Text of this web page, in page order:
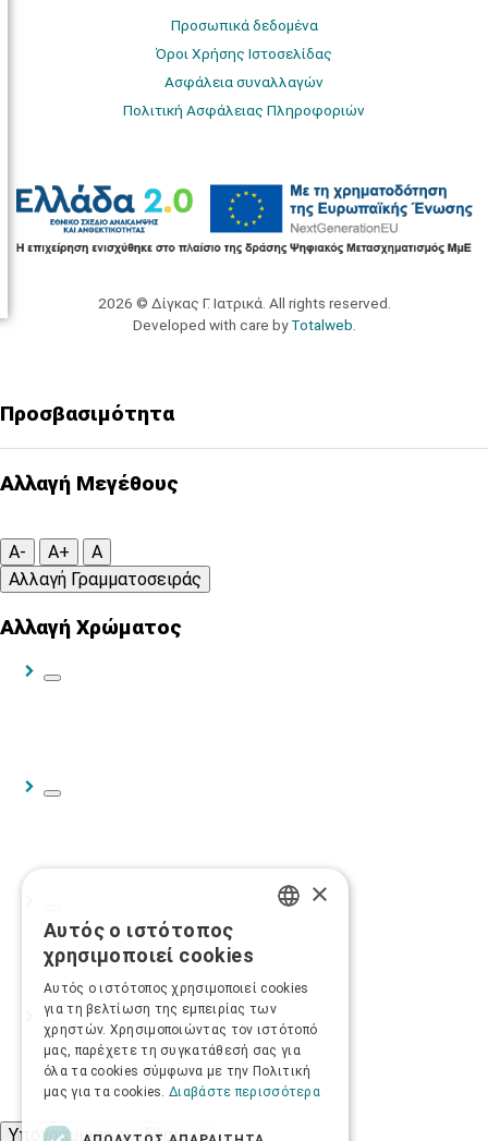
Προσωπικά δεδομένα
Όροι Χρήσης Ιστοσελίδας
Ασφάλεια συναλλαγών
Πολιτική Ασφάλειας Πληροφοριών
2026 © Δίγκας Γ. Ιατρικά. All rights reserved.
Developed with care byTotalweb.
Προσβασιμότητα
Αλλαγή Μεγέθους
A- A+
A
Αλλαγή Γραμματοσειράς
Αλλαγή Χρώματος
Υπογράμμιση συνδέσμων
×
Αυτός ο ιστότοπος
χρησιμοποιεί cookies
Αυτός ο ιστότοπος χρησιμοποιεί cookies
για τη βελτίωση της εμπειρίας των
χρηστών. Χρησιμοποιώντας τον ιστότοπό
μας, παρέχετε τη συγκατάθεσή σας για
όλα τα cookies σύμφωνα με την Πολιτική
μας για τα cookies. Διαβάστε περισσότερα